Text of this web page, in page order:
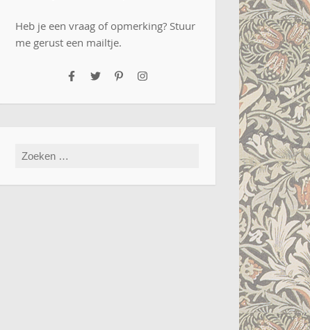
Heb je een vraag of opmerking? Stuur
me gerust een mailtje.
Zoeken